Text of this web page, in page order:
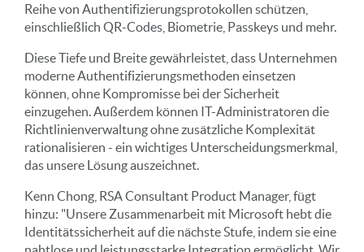
Reihe von Authentifizierungsprotokollen schützen,
einschließlich QR-Codes, Biometrie, Passkeys und mehr.
Diese Tiefe und Breite gewährleistet, dass Unternehmen
moderne Authentifizierungsmethoden einsetzen
können, ohne Kompromisse bei der Sicherheit
einzugehen. Außerdem können IT-Administratoren die
Richtlinienverwaltung ohne zusätzliche Komplexität
rationalisieren - ein wichtiges Unterscheidungsmerkmal,
das unsere Lösung auszeichnet.
Kenn Chong, RSA Consultant Product Manager, fügt
hinzu: "Unsere Zusammenarbeit mit Microsoft hebt die
Identitätssicherheit auf die nächste Stufe, indem sie eine